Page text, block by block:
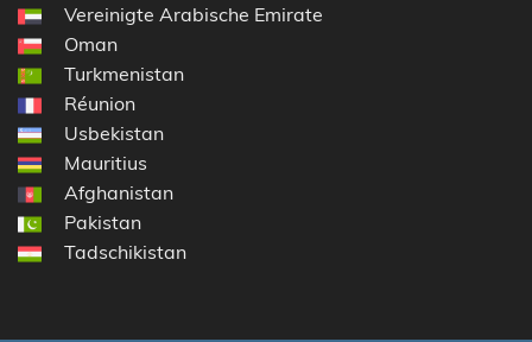
Vereinigte Arabische Emirate
Oman
Turkmenistan
Réunion
Usbekistan
Mauritius
Afghanistan
Pakistan
Tadschikistan